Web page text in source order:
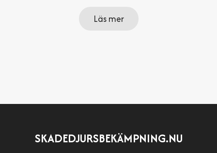
Läs mer
SKADEDJURSBEKÄMPNING.NU